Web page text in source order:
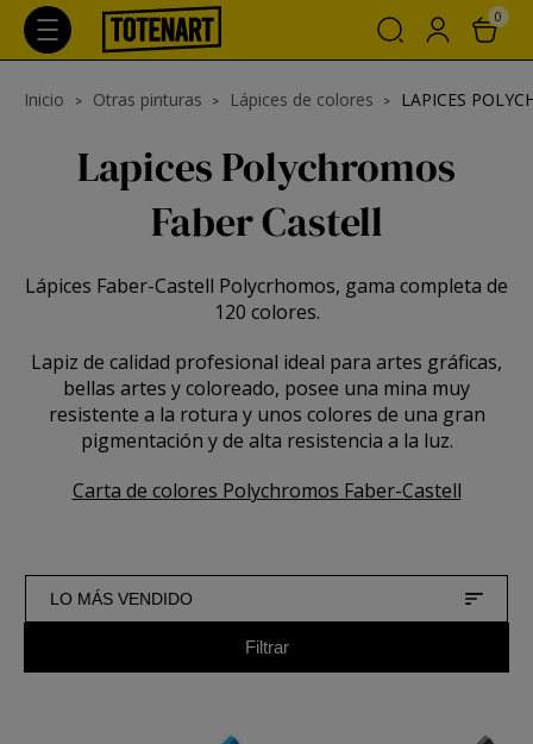
0
Inicio Otras pinturas Lápices de colores LAPICES
Lapices Polychromos
Faber Castell
Lápices Faber-Castell Polycrhomos, gama completa de
120 colores.
Lapiz de calidad profesional ideal para artes gráficas,
bellas artes y coloreado, posee una mina muy
resistente a la rotura y unos colores de una gran
pigmentación y de alta resistencia a la luz.
Carta de colores Polychromos Faber-Castell
LO MÁS VENDIDO
Filtrar